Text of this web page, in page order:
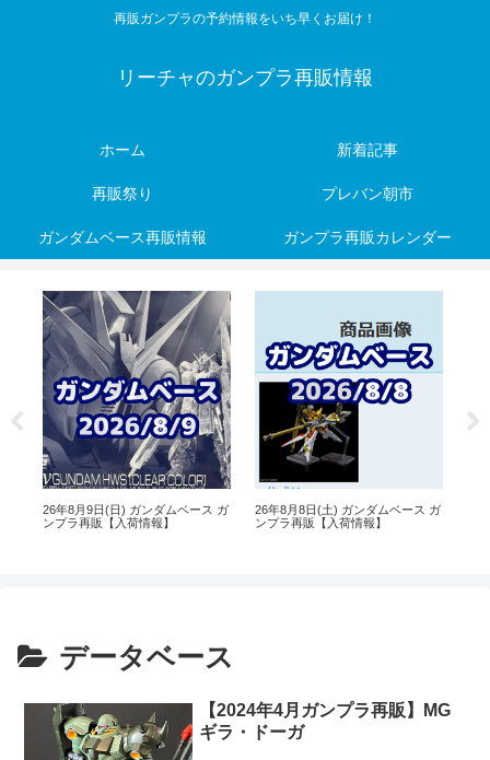
再販ガンプラの予約情報をいち早くお届け！
リーチャのガンプラ再販情報
ホーム 新着記事
再販祭り プレバン朝市
ガンダムベース再販情報 ガンプラ再販カレンダー
26年8月9日(日) ガンダムベース ガ
ンプラ再販【入荷情報】
26年8月8日(土) ガンダムベース ガ
ンプラ再販【入荷情報】
データベース
【2024年4月ガンプラ再販】MG
ギラ・ドーガ